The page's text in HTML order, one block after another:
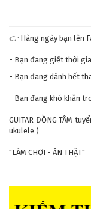
👉 Hàng ngày bạn lên
- Bạn đang giết thời
- Bạn đang dành hết
- Ban đang khó khăn
GUITAR ĐỒNG TÂM
ukulele )
"LÀM CHƠI - ĂN THẬT"